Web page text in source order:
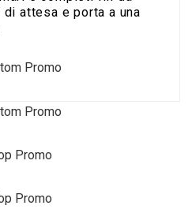
attesa e porta a una